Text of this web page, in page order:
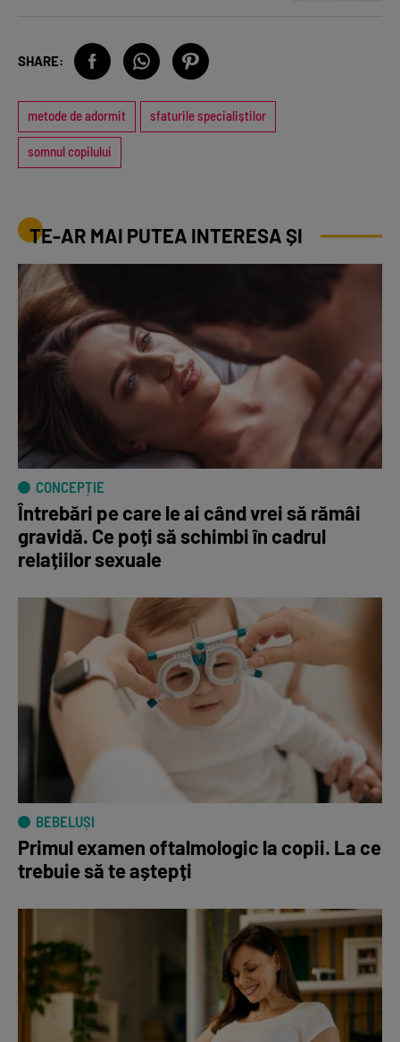
SHARE:
metode de adormit sfaturile specialiștilor
somnul copilului
TE-AR MAI PUTEA INTERESA ȘI
CONCEPȚIE
Întrebări pe care le ai când vrei să rămâi
gravidă. Ce poți să schimbi în cadrul
relațiilor sexuale
BEBELUȘI
Primul examen oftalmologic la copii. La ce
trebuie să te aștepți